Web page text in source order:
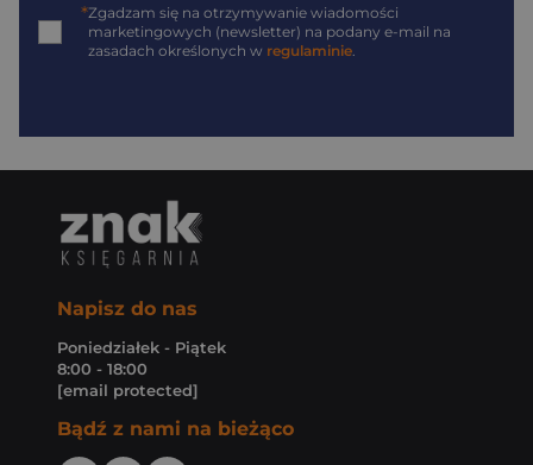
*Zgadzam się na otrzymywanie wiadomości
marketingowych (newsletter) na podany e-mail na
zasadach określonych w regulaminie
Napisz do nas
Poniedziałek - Piątek
8:00 - 18:00
[email protected]
Bądź z nami na bieżąco